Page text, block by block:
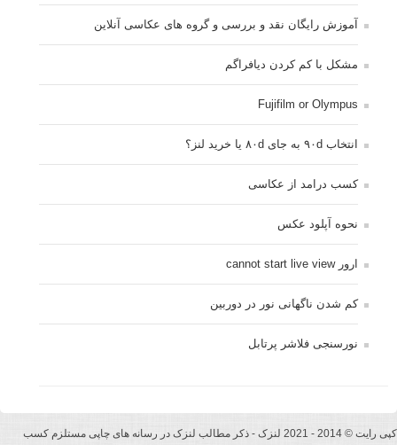
آموزش رایگان نقد و بررسی و گروه های عکاسی آنلاین
مشکل با کم کردن دیافراگم
Fujifilm or Olympus
انتخاب ۹۰d به جای ۸۰d یا خرید لنز؟
کسب درامد از عکاسی
نحوه آپلود عکس
ارور cannot start live view
کم شدن ناگهانی نور در دوربین
نورسنجی فلاشر پرتابل
کپی رایت © 2014 - 2021 لنزک - ذکر مطالب لنزک در رسانه های چاپی مستلزم کسب